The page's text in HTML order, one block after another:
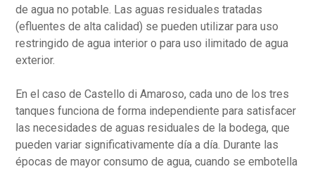
de agua no potable. Las aguas residuales tratadas
(efluentes de alta calidad) se pueden utilizar para uso
restringido de agua interior o para uso ilimitado de agua
exterior.
En el caso de Castello di Amaroso, cada uno de los tres
tanques funciona de forma independiente para satisfacer
las necesidades de aguas residuales de la bodega, que
pueden variar significativamente día a día. Durante las
épocas de mayor consumo de agua, cuando se embotella